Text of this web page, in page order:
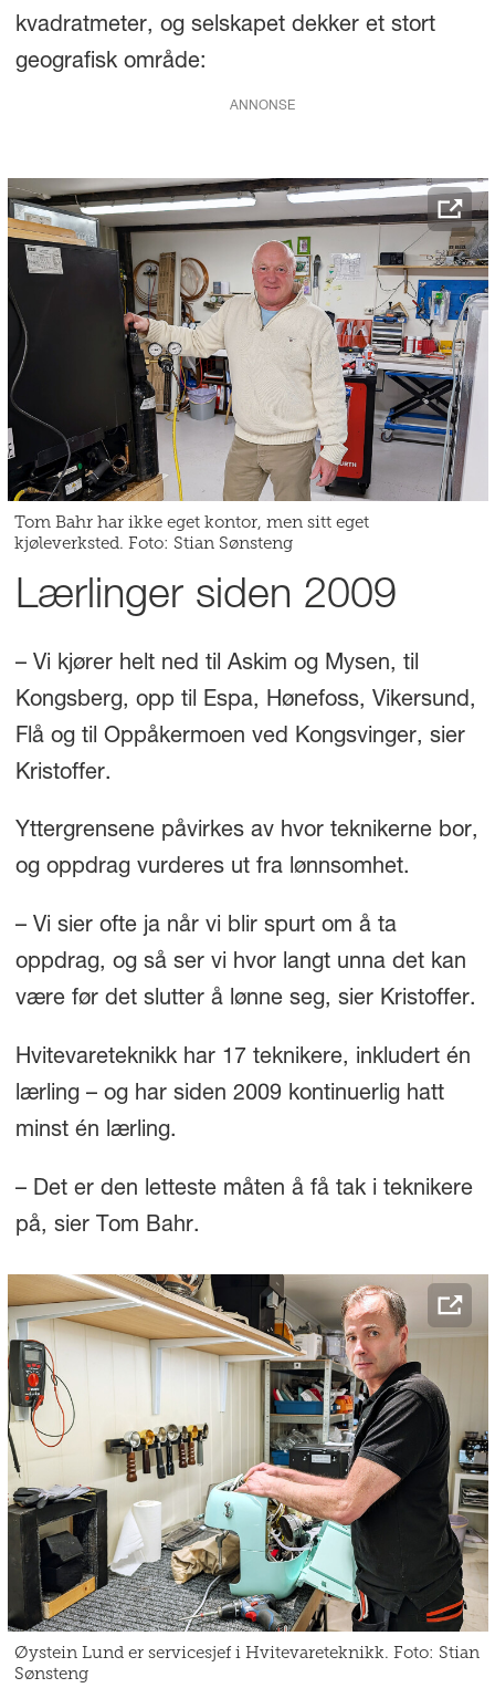
kvadratmeter, og selskapet dekker et stort
geografisk område:
ANNONSE
Tom Bahr har ikke eget kontor, men sitt eget
kjøleverksted. Foto: Stian Sønsteng
Lærlinger siden 2009
– Vi kjører helt ned til Askim og Mysen, til
Kongsberg, opp til Espa, Hønefoss, Vikersund,
Flå og til Oppåkermoen ved Kongsvinger, sier
Kristoffer.
Yttergrensene påvirkes av hvor teknikerne bor,
og oppdrag vurderes ut fra lønnsomhet.
– Vi sier ofte ja når vi blir spurt om å ta
oppdrag, og så ser vi hvor langt unna det kan
være før det slutter å lønne seg, sier Kristoffer.
Hvitevareteknikk har 17 teknikere, inkludert én
lærling – og har siden 2009 kontinuerlig hatt
minst én lærling.
– Det er den letteste måten å få tak i teknikere
på, sier Tom Bahr.
Øystein Lund er servicesjef i Hvitevareteknikk. Foto: Stian
Sønsteng